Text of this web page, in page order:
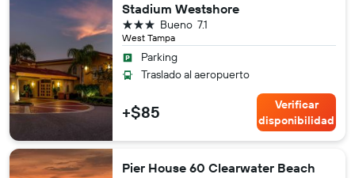
Stadium Westshore
West Tampa
7.1
Bueno
3 estrellas
Parking
Traslado al aeropuerto
+$85
Verificar
disponibilidad
Pier House 60 Clearwater Beach